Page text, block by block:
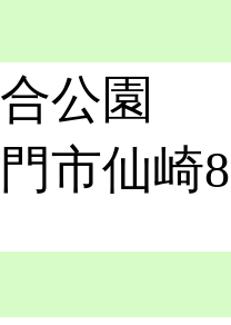
公園
市仙崎